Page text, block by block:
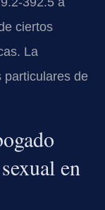
ciertos
La
particulares de
en